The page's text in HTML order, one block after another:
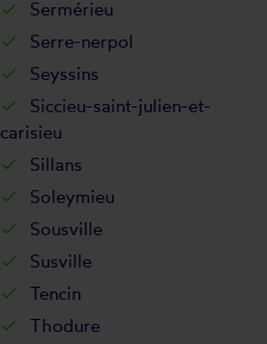
Sermérieu
Serre-nerpol
Seyssins
Siccieu-saint-julien-et-
carisieu
Sillans
Soleymieu
Sousville
Susville
Tencin
Thodure